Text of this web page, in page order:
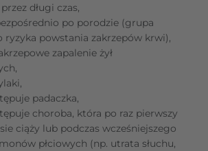
długi czas,
po porodzie (grupa
ryzyka powstania zakrzepów krwi),
zapalenie żył
padaczka,
choroba, która po raz pierwszy
ciąży lub podczas wcześniejszego
płciowych (np. utrata słuchu,